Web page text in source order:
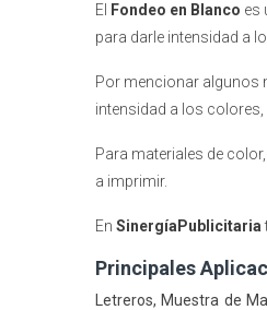
El Fondeo en Blanco es
para darle intensidad a
Por mencionar algunos
intensidad a los
Para materiales de
a imprimir.
En SinergíaPublicitaria
Principales
Letreros, Muestra de